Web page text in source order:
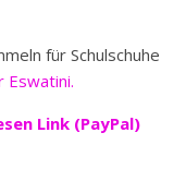
für Schulschuhe
Eswatini.
Link (PayPal)